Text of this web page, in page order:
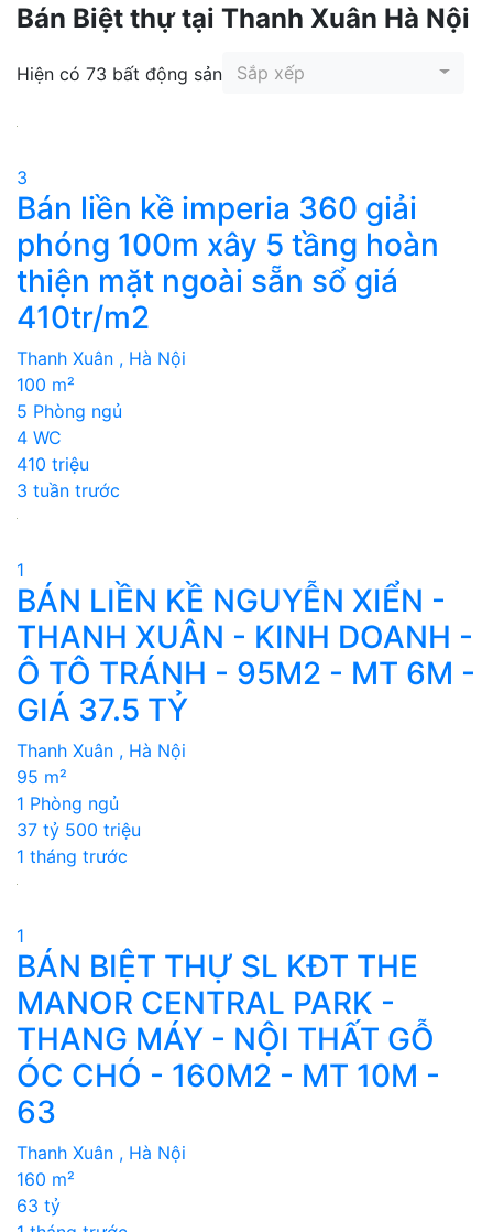
Bán Biệt thự tại Thanh Xuân Hà Nội
Hiện có 73 bất động sản Sắp xếp
3
Bán liền kề imperia 360 giải
phóng 100m xây 5 tầng hoàn
thiện mặt ngoài sẵn sổ giá
410tr/m2
Thanh Xuân , Hà Nội
100 m²
5 Phòng ngủ
4 WC
410 triệu
3 tuần trước
1
BÁN LIỀN KỀ NGUYỄN XIỂN -
THANH XUÂN - KINH DOANH -
Ô TÔ TRÁNH - 95M2 - MT 6M -
GIÁ 37.5 TỶ
Thanh Xuân , Hà Nội
95 m²
1 Phòng ngủ
37 tỷ 500 triệu
1 tháng trước
1
BÁN BIỆT THỰ SL KĐT THE
MANOR CENTRAL PARK -
THANG MÁY - NỘI THẤT GỖ
ÓC CHÓ - 160M2 - MT 10M -
63
Thanh Xuân , Hà Nội
160 m²
63 tỷ